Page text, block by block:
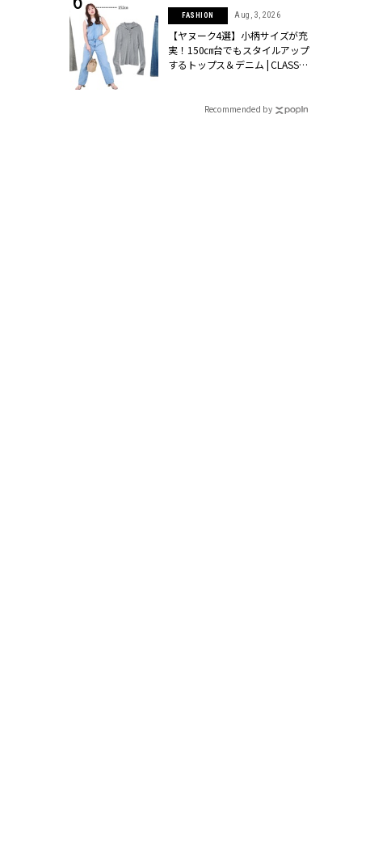
FASHION Aug, 3, 2026
【ヤヌーク4選】小柄サイズが充
実！150㎝台でもスタイルアップ
するトップス＆デニム | CLASSY.
Recommended by